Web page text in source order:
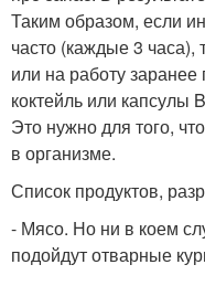
Таким образом, если
часто (каждые 3 часа),
или на работу
коктейль или капсулы
Это нужно для того,
в организме.
Список продуктов,
- Мясо. Но ни в коем
подойдут отварные